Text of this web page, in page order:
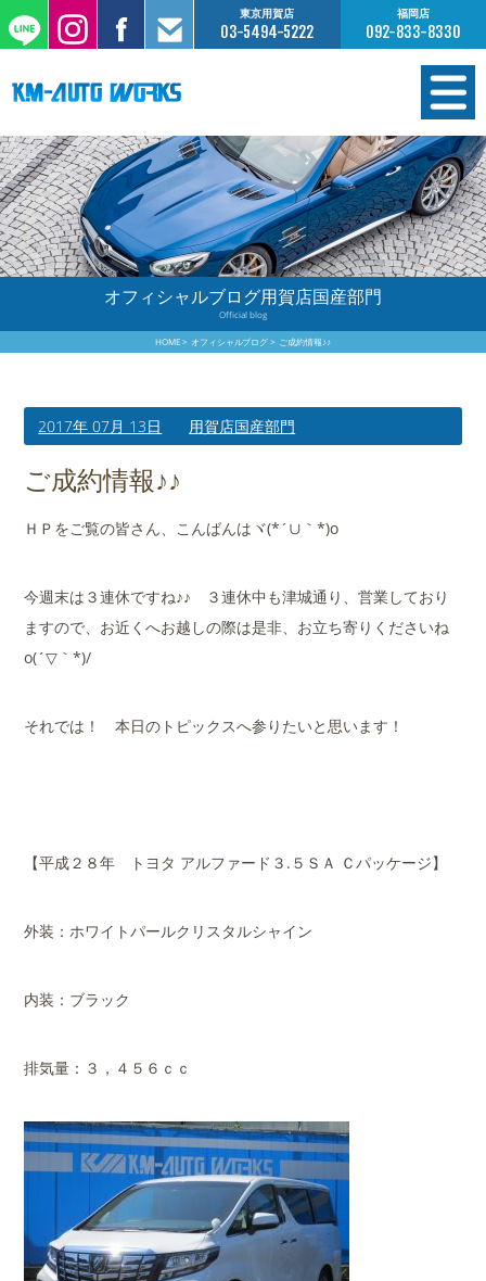
東京用賀店
03-5494-5222
福岡店
092-833-8330
在庫情報
オーダー販売
工場サービス
保証について
買取査定のご案内
会社概要
オフィシャルブログ用賀店国産部門
Official blog
HOME オフィシャルブログ ご成約情報♪♪
2017年 07月 13日 用賀店国産部門
ご成約情報♪♪
ＨＰをご覧の皆さん、こんばんはヾ(*´∪｀*)o
今週末は３連休ですね♪♪ ３連休中も津城通り、営業しており
ますので、お近くへお越しの際は是非、お立ち寄りくださいね
o(´▽｀*)/
それでは！ 本日のトピックスへ参りたいと思います！
【平成２８年 トヨタ アルファード３.５ＳＡ Ｃパッケージ】
外装：ホワイトパールクリスタルシャイン
内装：ブラック
排気量：３，４５６ｃｃ